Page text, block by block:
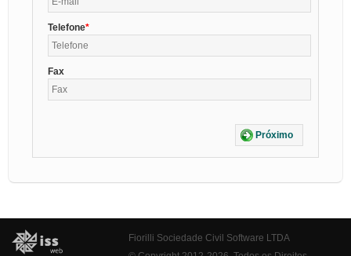
Telefone
Fax
Próximo
Fiorilli Sociedade Civil Software LTDA